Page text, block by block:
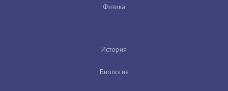
Физика
История
Биология